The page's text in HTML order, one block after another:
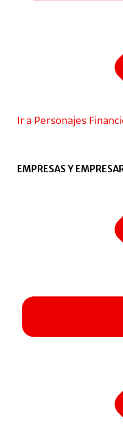
Ir a Personajes
EMPRESAS Y